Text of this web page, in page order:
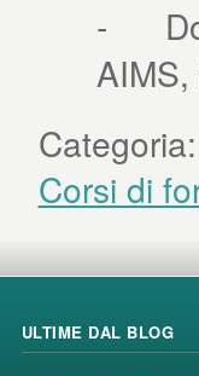
-
Categoria:
Corsi di
ULTIME DAL BLOG